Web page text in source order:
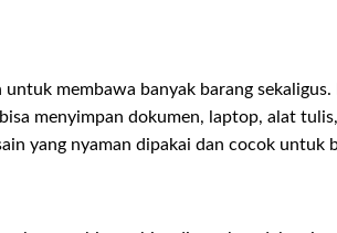
membawa banyak barang
menyimpan dokumen, laptop, alat
yang nyaman dipakai dan cocok untuk